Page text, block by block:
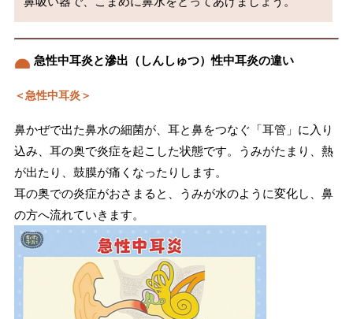
急性中耳炎と滲出（しんしゅつ）性中耳炎の違い
＜急性中耳炎＞
鼻かぜで出た鼻水の細菌が、耳と鼻をつなぐ「耳管」に入り
込み、耳の奥で炎症を起こした状態です。うみがたまり、熱
が出たり、鼓膜が痛くなったりします。
耳の奥での炎症がおさまると、うみが水のように変化し、鼻
の方へ流れていきます。